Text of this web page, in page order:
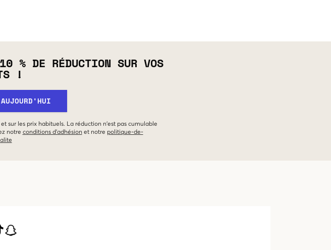
% DE RÉDUCTION SUR VOS
!
sur les prix habituels. La réduction n'est pas cumulable
notre conditions d'adhésion et notre politique-de-